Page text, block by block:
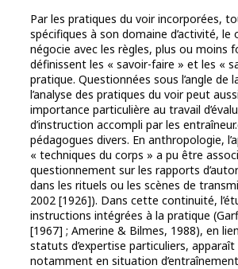
Par les pratiques du voir incorporées,
spécifiques à son domaine d’activité, le
négocie avec les règles, plus ou moins
définissent les « savoir-faire » et les «
pratique. Questionnées sous l’angle de
l’analyse des pratiques du voir peut
importance particulière au travail
d’instruction accompli par les
pédagogues divers. En anthropologie,
« techniques du corps » a pu être
questionnement sur les rapports
dans les rituels ou les scènes de
2002 [1926]). Dans cette continuité,
instructions intégrées à la pratique
[1967] ; Amerine & Bilmes, 1988), en
statuts d’expertise particuliers,
notamment en situation